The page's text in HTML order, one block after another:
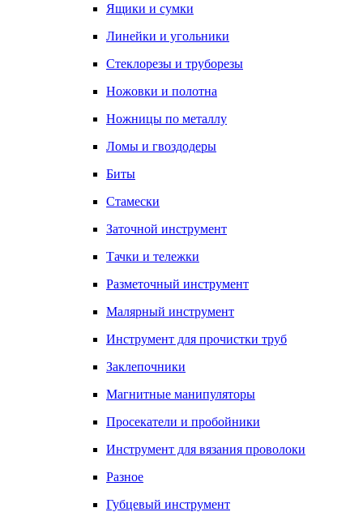
Ящики и сумки
Линейки и угольники
Стеклорезы и труборезы
Ножовки и полотна
Ножницы по металлу
Ломы и гвоздодеры
Биты
Стамески
Заточной инструмент
Тачки и тележки
Разметочный инструмент
Малярный инструмент
Инструмент для прочистки труб
Заклепочники
Магнитные манипуляторы
Просекатели и пробойники
Инструмент для вязания проволоки
Разное
Губцевый инструмент